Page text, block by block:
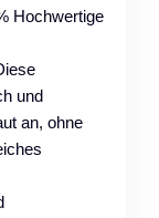
Hochwertige
und
an, ohne